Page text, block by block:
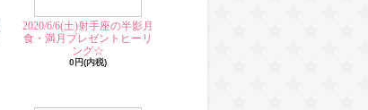
2020/6/6(土)射手座の半影月
食・満月プレゼントヒーリ
ング☆
0円(内税)